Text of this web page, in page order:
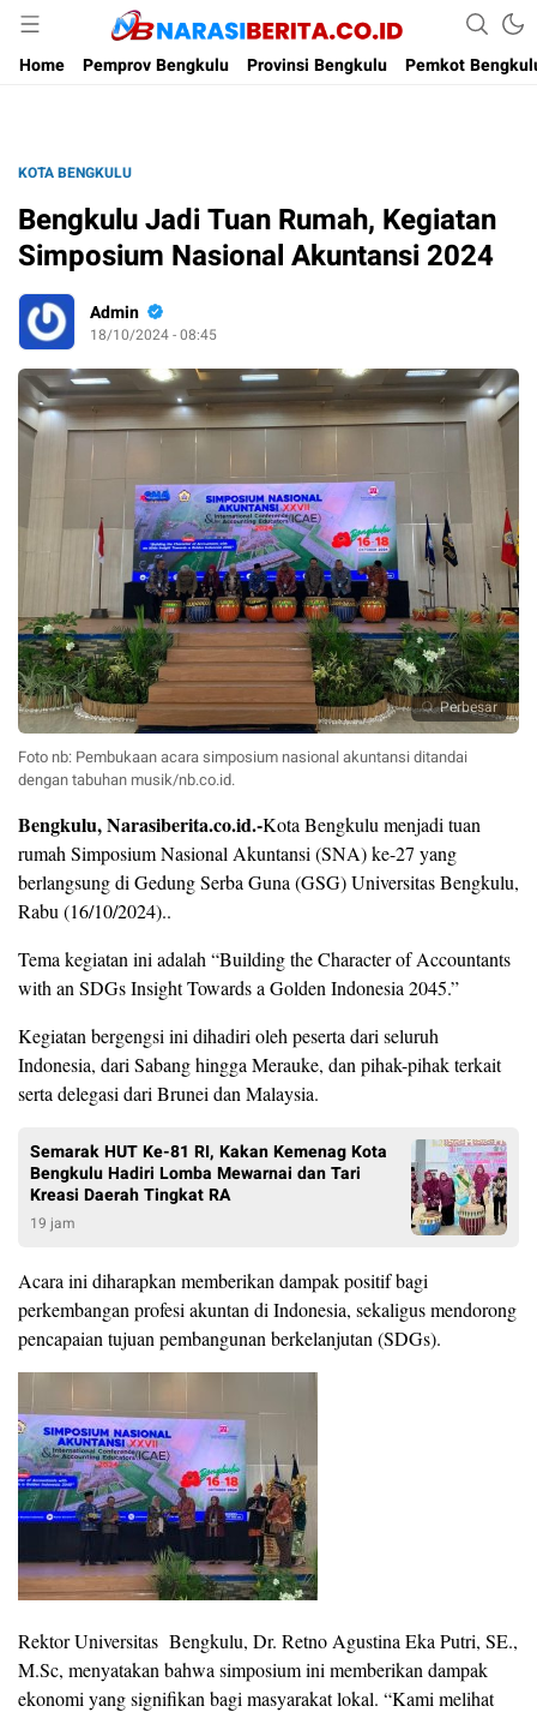
Narasi Berita
Home
Pemprov Bengkulu Provinsi Bengkulu Pemkot
KOTA BENGKULU
Bengkulu Jadi Tuan Rumah, Kegiatan
Simposium Nasional Akuntansi 2024
Admin
18/10/2024 - 08:45
Perbesar
Foto nb: Pembukaan acara simposium nasional akuntansi ditandai
dengan tabuhan musik/nb.co.id.
Bengkulu, Narasiberita.co.id.-Kota Bengkulu menjadi tuan
rumah Simposium Nasional Akuntansi (SNA) ke-27 yang
berlangsung di Gedung Serba Guna (GSG) Universitas Bengkulu,
Rabu (16/10/2024)..
Tema kegiatan ini adalah “Building the Character of Accountants
with an SDGs Insight Towards a Golden Indonesia 2045.”
Kegiatan bergengsi ini dihadiri oleh peserta dari seluruh
Indonesia, dari Sabang hingga Merauke, dan pihak-pihak terkait
serta delegasi dari Brunei dan Malaysia.
Semarak HUT Ke-81 RI, Kakan Kemenag Kota
Bengkulu Hadiri Lomba Mewarnai dan Tari
Kreasi Daerah Tingkat RA
19 jam
Acara ini diharapkan memberikan dampak positif bagi
perkembangan profesi akuntan di Indonesia, sekaligus mendorong
pencapaian tujuan pembangunan berkelanjutan (SDGs).
Rektor Universitas Bengkulu, Dr. Retno Agustina Eka Putri, SE.,
M.Sc, menyatakan bahwa simposium ini memberikan dampak
ekonomi yang signifikan bagi masyarakat lokal. “Kami melihat